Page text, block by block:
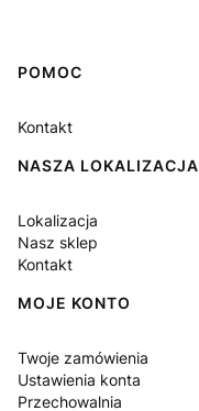
Linki w stopce
POMOC
Kontakt
NASZA LOKALIZACJA
Lokalizacja
Nasz sklep
Kontakt
MOJE KONTO
Twoje zamówienia
Ustawienia konta
Przechowalnia